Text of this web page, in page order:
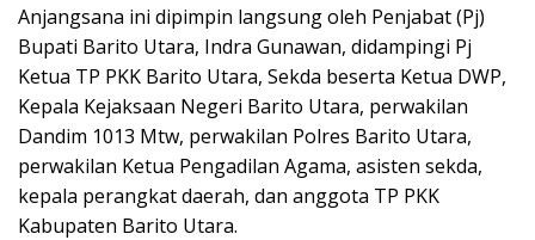
Anjangsana ini dipimpin langsung oleh Penjabat (Pj)
Bupati Barito Utara, Indra Gunawan, didampingi Pj
Ketua TP PKK Barito Utara, Sekda beserta Ketua DWP,
Kepala Kejaksaan Negeri Barito Utara, perwakilan
Dandim 1013 Mtw, perwakilan Polres Barito Utara,
perwakilan Ketua Pengadilan Agama, asisten sekda,
kepala perangkat daerah, dan anggota TP PKK
Kabupaten Barito Utara.